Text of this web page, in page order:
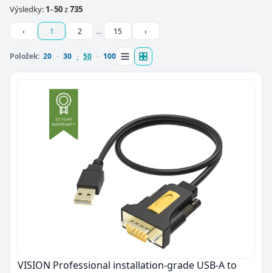
Výsledky: 1–50z735
‹ 1 2 … 15 ›
Položek: 20 30 50 100
VISION Professional installation-grade USB-A to